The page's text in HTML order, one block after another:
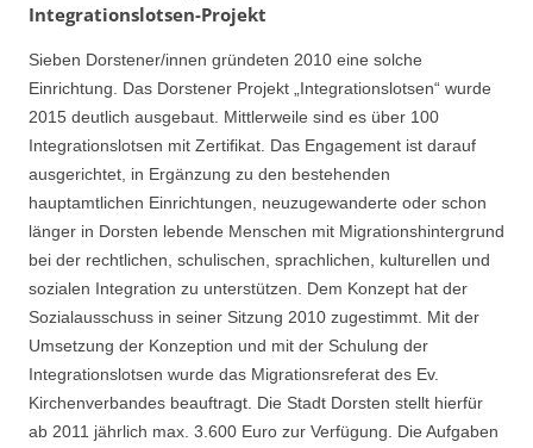
Integrationslotsen-Projekt
Sieben Dorstener/innen gründeten 2010 eine solche
Einrichtung. Das Dorstener Projekt „Integrationslotsen“ wurde
2015 deutlich ausgebaut. Mittlerweile sind es über 100
Integrationslotsen mit Zertifikat. Das Engagement ist darauf
ausgerichtet, in Ergänzung zu den bestehenden
hauptamtlichen Einrichtungen, neuzugewanderte oder schon
länger in Dorsten lebende Menschen mit Migrationshintergrund
bei der rechtlichen, schulischen, sprachlichen, kulturellen und
sozialen Integration zu unterstützen. Dem Konzept hat der
Sozialausschuss in seiner Sitzung 2010 zugestimmt. Mit der
Umsetzung der Konzeption und mit der Schulung der
Integrationslotsen wurde das Migrationsreferat des Ev.
Kirchenverbandes beauftragt. Die Stadt Dorsten stellt hierfür
ab 2011 jährlich max. 3.600 Euro zur Verfügung. Die Aufgaben